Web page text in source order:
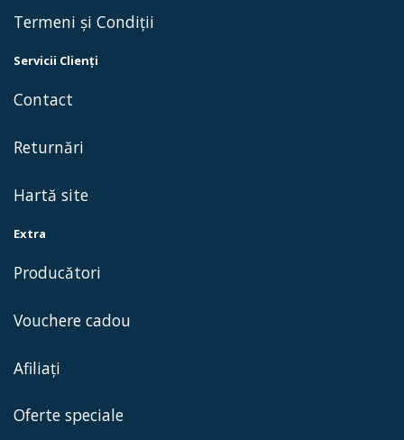
Termeni și Condiții
Servicii Clienţi
Contact
Returnări
Hartă site
Extra
Producători
Vouchere cadou
Afiliaţi
Oferte speciale